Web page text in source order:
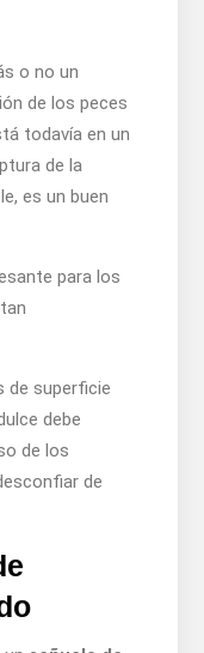
o no un
de los peces
todavía en un
de la
es un buen
para los
de superficie
debe
de los
de